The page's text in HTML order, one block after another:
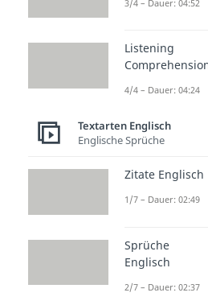
Rodrigo
Characters
Rodrigo ist
3/4 – Dauer: 04:52
Listening
4/4 – Dauer: 04:24
Textarten Englisch
Englische Sprüche
Zitate Englisch
1/7 – Dauer: 02:49
Sprüche
Englisch
2/7 – Dauer: 02:37